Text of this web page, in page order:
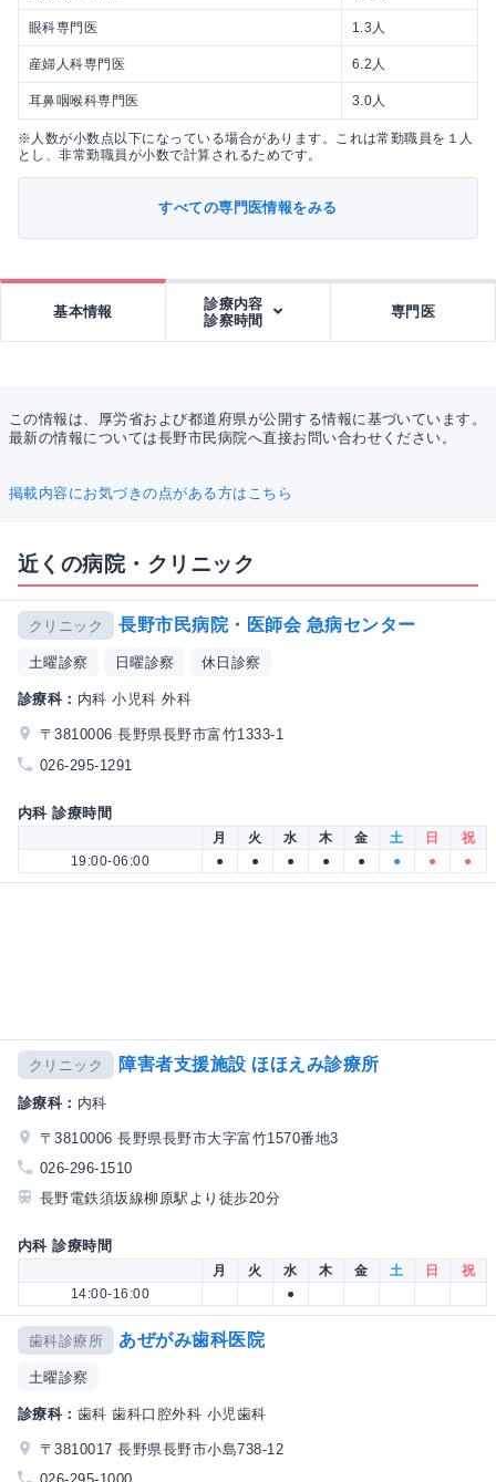
眼科専門医 1.3人
産婦人科専門医 6.2人
耳鼻咽喉科専門医 3.0人
※人数が小数点以下になっている場合があります。これは常勤職員を１人
とし、非常勤職員が小数で計算されるためです。
すべての専門医情報をみる
基本情報
診療内容
診察時間
専門医
この情報は、厚労省および都道府県が公開する情報に基づいています。
最新の情報については長野市民病院へ直接お問い合わせください。
掲載内容にお気づきの点がある方はこちら
近くの病院・クリニック
クリニック 長野市民病院・医師会 急病センター
土曜診察 日曜診察 休日診察
診療科： 内科 小児科 外科
〒3810006 長野県長野市富竹1333-1
026-295-1291
内科 診療時間
月 火 水 木 金 土 日
祝
19:00-06:00
● ● ● ● ● ● ● ●
クリニック 障害者支援施設 ほほえみ診療所
診療科： 内科
〒3810006 長野県長野市大字富竹1570番地3
026-296-1510
長野電鉄須坂線柳原駅より徒歩20分
内科 診療時間
月 火 水 木 金 土 日
祝
14:00-16:00
●
歯科診療所 あぜがみ歯科医院
土曜診察
診療科： 歯科 歯科口腔外科 小児歯科
〒3810017 長野県長野市小島738-12